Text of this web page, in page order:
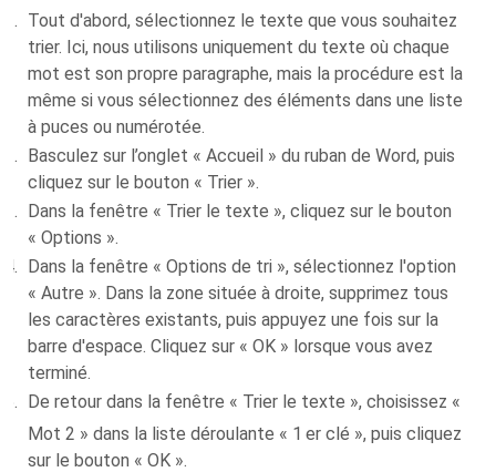
Tout d'abord, sélectionnez le texte que vous souhaitez
trier. Ici, nous utilisons uniquement du texte où chaque
mot est son propre paragraphe, mais la procédure est la
même si vous sélectionnez des éléments dans une liste
à puces ou numérotée.
Basculez sur l’onglet « Accueil » du ruban de Word, puis
cliquez sur le bouton « Trier ».
Dans la fenêtre « Trier le texte », cliquez sur le bouton
« Options ».
Dans la fenêtre « Options de tri », sélectionnez l'option
« Autre ». Dans la zone située à droite, supprimez tous
les caractères existants, puis appuyez une fois sur la
barre d'espace. Cliquez sur « OK » lorsque vous avez
terminé.
De retour dans la fenêtre « Trier le texte », choisissez «
Mot 2 » dans la liste déroulante « 1 er clé », puis cliquez
sur le bouton « OK ».